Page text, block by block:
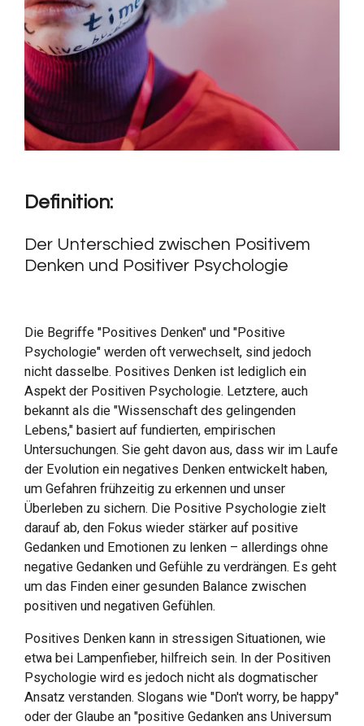
Definition:
Der Unterschied zwischen Positivem
Denken und Positiver Psychologie
Die Begriffe "Positives Denken" und "Positive
Psychologie" werden oft verwechselt, sind jedoch
nicht dasselbe. Positives Denken ist lediglich ein
Aspekt der Positiven Psychologie. Letztere, auch
bekannt als die "Wissenschaft des gelingenden
Lebens," basiert auf fundierten, empirischen
Untersuchungen. Sie geht davon aus, dass wir im Laufe
der Evolution ein negatives Denken entwickelt haben,
um Gefahren frühzeitig zu erkennen und unser
Überleben zu sichern. Die Positive Psychologie zielt
darauf ab, den Fokus wieder stärker auf positive
Gedanken und Emotionen zu lenken – allerdings ohne
negative Gedanken und Gefühle zu verdrängen. Es geht
um das Finden einer gesunden Balance zwischen
positiven und negativen Gefühlen.
Positives Denken kann in stressigen Situationen, wie
etwa bei Lampenfieber, hilfreich sein. In der Positiven
Psychologie wird es jedoch nicht als dogmatischer
Ansatz verstanden. Slogans wie "Don't worry, be happy"
oder der Glaube an "positive Gedanken ans Universum